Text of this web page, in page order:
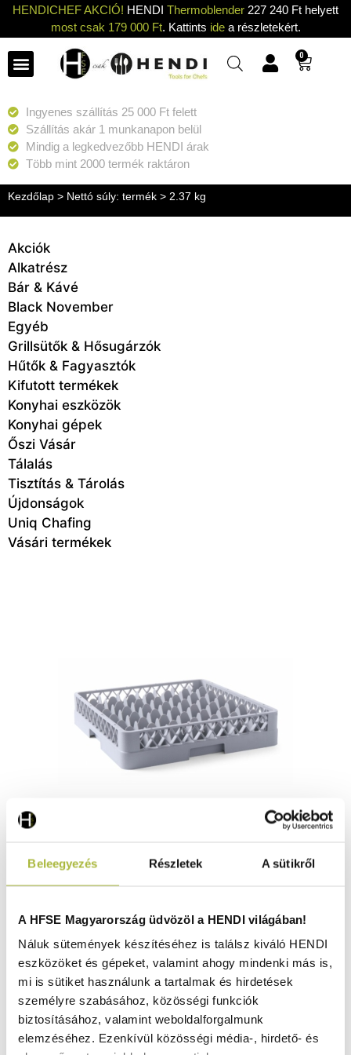
Beleegyezés Részletek A sütikről
A HFSE Magyarország üdvözöl a HENDI világában!
Náluk sütemények készítéséhez is találsz kiváló HENDI
eszközöket és gépeket, valamint ahogy mindenki más is,
mi is sütiket használunk a tartalmak és hirdetések
személyre szabásához, közösségi funkciók
biztosításához, valamint weboldalforgalmunk
elemzéséhez. Ezenkívül közösségi média-, hirdető- és
HENDICHEF AKCIÓ! HENDI Thermoblender 227 240 Ft helyett
most csak 179 000 Ft. Kattints idea részletekért.
0
Ingyenes szállítás 25 000 Ft felett
Szállítás akár 1 munkanapon belül
Mindig a legkedvezőbb HENDI árak
Több mint 2000 termék raktáron
Kezdőlap > Nettó súly: termék > 2.37 kg
Akciók
Alkatrész
Bár & Kávé
Black November
Egyéb
Grillsütők & Hősugárzók
Hűtők & Fagyasztók
Kifutott termékek
Konyhai eszközök
Konyhai gépek
Őszi Vásár
Tálalás
Tisztítás & Tárolás
Újdonságok
Uniq Chafing
Vásári termékek
500x500x(H)104 mm - HENDI 877012
7.820Ft
(6.157Ft+ ÁFA)
KOSÁRBA